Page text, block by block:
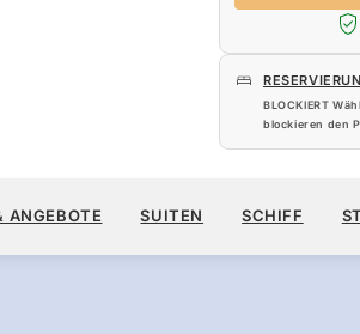
BLOCKIERT
blockieren den
12.510 $
ANGEBOTE SUITEN SCHIFF